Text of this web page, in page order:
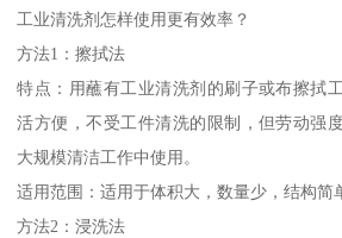
工业清洗剂怎样使用更有效率？
方法1：擦拭法
特点：用蘸有工业清洗剂的刷子或布擦拭
活方便，不受工件清洗的限制，但劳动强
大规模清洁工作中使用。
适用范围：适用于体积大，数量少，结构简
方法2：浸洗法